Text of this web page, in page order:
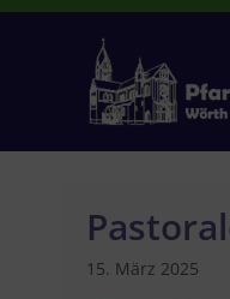
Zum
15. März 2025